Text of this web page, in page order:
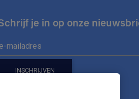
je in op onze